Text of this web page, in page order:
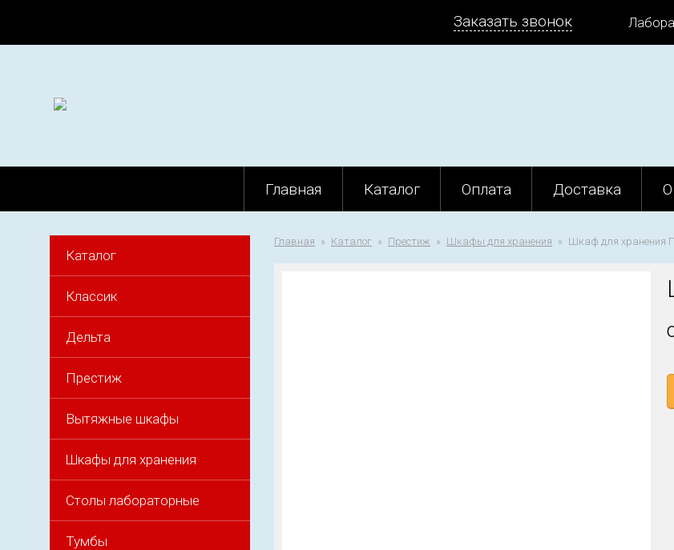
Заказать звонок
Главная Каталог Оплата Доставка
Каталог
Классик
Дельта
Престиж
Вытяжные шкафы
Шкафы для хранения
Столы лабораторные
Тумбы
Главная Каталог Престиж Шкафы для хранения Шкаф для хранения